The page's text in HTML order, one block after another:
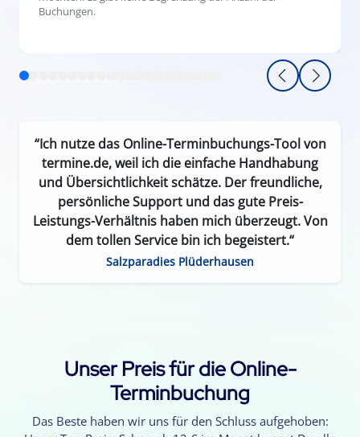
Buchungen.
“Ich nutze das Online-Terminbuchungs-Tool von
termine.de, weil ich die einfache Handhabung
und Übersichtlichkeit schätze. Der freundliche,
persönliche Support und das gute Preis-
Leistungs-Verhältnis haben mich überzeugt. Von
dem tollen Service bin ich begeistert.“
Salzparadies Plüderhausen
Unser Preis für die Online-
Terminbuchung
Das Beste haben wir uns für den Schluss aufgehoben: